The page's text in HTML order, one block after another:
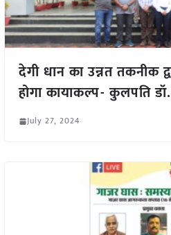
देगी धान का उन्नत तकनीक
होगा कायाकल्प- कुलपति डॉ.
July 27, 2024